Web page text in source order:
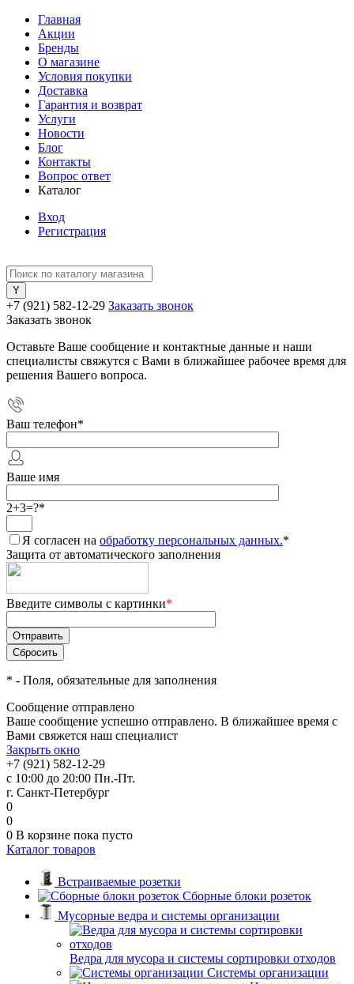
Главная
Акции
Бренды
О магазине
Условия покупки
Доставка
Гарантия и возврат
Услуги
Новости
Блог
Контакты
Вопрос ответ
Каталог
Вход
Регистрация
+7 (921) 582-12-29 Заказать звонок
Заказать звонок
Оставьте Ваше сообщение и контактные данные и наши
специалисты свяжутся с Вами в ближайшее рабочее время для
решения Вашего вопроса.
Ваш телефон*
Ваше имя
2+3=?*
Я согласен на обработку персональных данных.*
Защита от автоматического заполнения
Введите символы с картинки*
* - Поля, обязательные для заполнения
Сообщение отправлено
Ваше сообщение успешно отправлено. В ближайшее время с
Вами свяжется наш специалист
Закрыть окно
+7 (921) 582-12-29
с 10:00 до 20:00 Пн.-Пт.
г. Санкт-Петербург
0
0
0 В корзине пока пусто
Каталог товаров
Встраиваемые розетки
Сборные блоки розеток
Мусорные ведра и системы организации
Ведра для мусора и системы сортировки отходов
Системы организации